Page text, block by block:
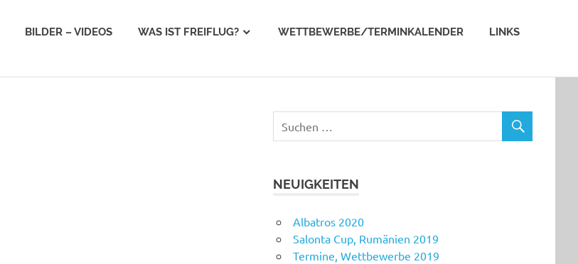
BILDER – VIDEOS WAS IST FREIFLUG? WETTBEWERBE/TERMINKALENDER LINKS
NEUIGKEITEN
Albatros 2020
Salonta Cup, Rumänien 2019
Termine, Wettbewerbe 2019